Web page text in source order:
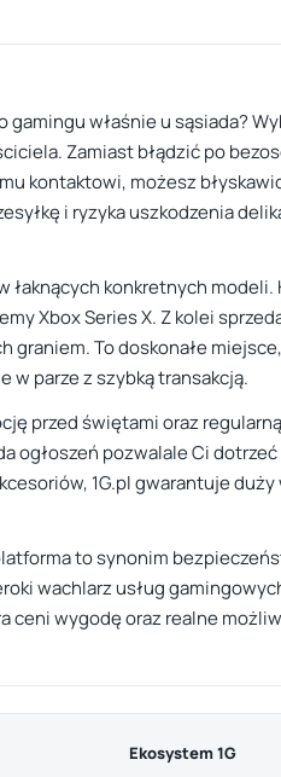
właśnie u sąsiada?
Zamiast błądzić po
kontaktowi, możesz
i ryzyka uszkodzenia
konkretnych modeli.
Xbox Series X. Z kolei
graniem. To doskonałe
w parze z szybką transakcją.
przed świętami oraz
ogłoszeń pozwalale Ci
1G.pl gwarantuje duży
to synonim
wachlarz usług
ceni wygodę oraz realne
Ekosystem 1G